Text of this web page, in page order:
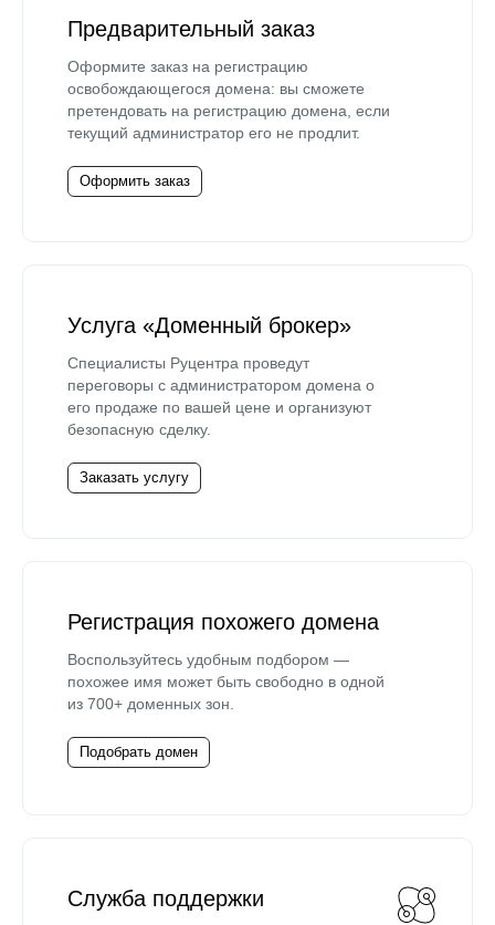
Предварительный заказ
Оформите заказ на регистрацию
освобождающегося домена: вы сможете
претендовать на регистрацию домена, если
текущий администратор его не продлит.
Оформить заказ
Услуга «Доменный брокер»
Специалисты Руцентра проведут
переговоры с администратором домена о
его продаже по вашей цене и организуют
безопасную сделку.
Заказать услугу
Регистрация похожего домена
Воспользуйтесь удобным подбором —
похожее имя может быть свободно в одной
из 700+ доменных зон.
Подобрать домен
Служба поддержки